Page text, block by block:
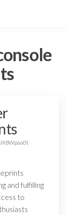
and fulfilling
to